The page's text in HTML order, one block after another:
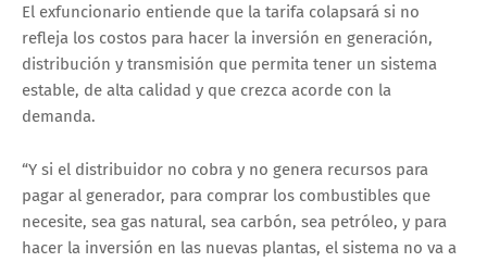
El exfuncionario entiende que la tarifa colapsará si no
refleja los costos para hacer la inversión en generación,
distribución y transmisión que permita tener un sistema
estable, de alta calidad y que crezca acorde con la
demanda.
“Y si el distribuidor no cobra y no genera recursos para
pagar al generador, para comprar los combustibles que
necesite, sea gas natural, sea carbón, sea petróleo, y para
hacer la inversión en las nuevas plantas, el sistema no va a